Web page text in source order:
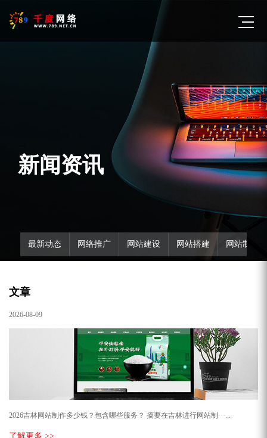
新闻资讯
最新动态 网络推广 网站建设 网站搭建 网站制作
文章
2026-08-09
2026吉林网站制作多少钱？包含哪些服务？ 摘要在吉林进行网站制···...
了解更多 >>